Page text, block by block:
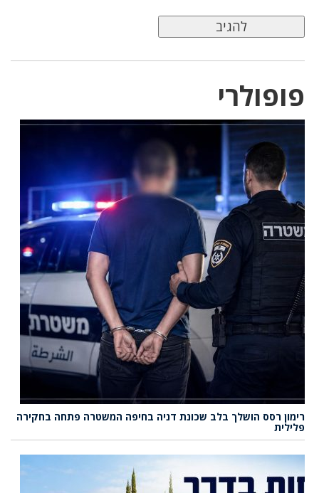
פופולרי
רימון רסס הושלך בלב שכונת דניה בחיפה המשטרה פתחה בחקירה
פלילית